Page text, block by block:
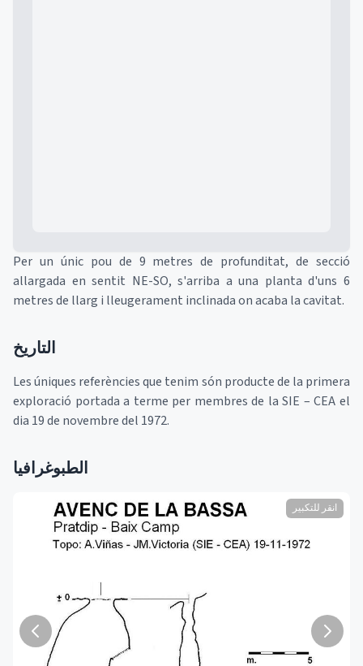
Per un únic pou de 9 metres de profunditat, de secció
allargada en sentit NE-SO, s'arriba a una planta d'uns 6
metres de llarg i lleugerament inclinada on acaba la cavitat.
التاريخ
Les úniques referències que tenim són producte de la primera
exploració portada a terme per membres de la SIE – CEA el
dia 19 de novembre del 1972.
الطبوغرافيا
انقر للتكبير